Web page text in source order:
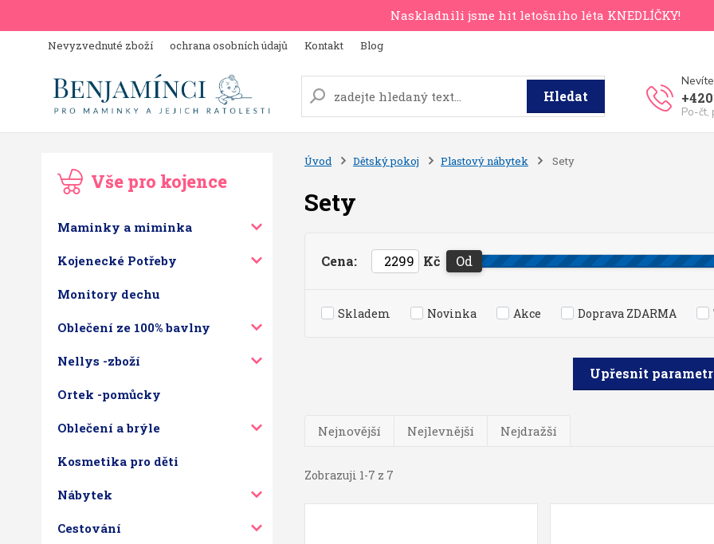
Naskladnili jsme hit letošního léta KNEDLÍČKY!
Nevyzvednuté zboží ochrana osobních údajů Kontakt Blog
Hledat
Po-čt,
Vše pro kojence
Maminky a miminka
Kojenecké Potřeby
Monitory dechu
Oblečení ze 100% bavlny
Nellys -zboží
Ortek -pomůcky
Oblečení a brýle
Kosmetika pro děti
Nábytek
Cestování
Úvod Dětský pokoj Plastový nábytek Sety
Sety
Upřesnit
Cena: Kč Od
Skladem Novinka Akce Doprava ZDARMA
Nejnovější Nejlevnější Nejdražší
Zobrazuji 1-7 z 7